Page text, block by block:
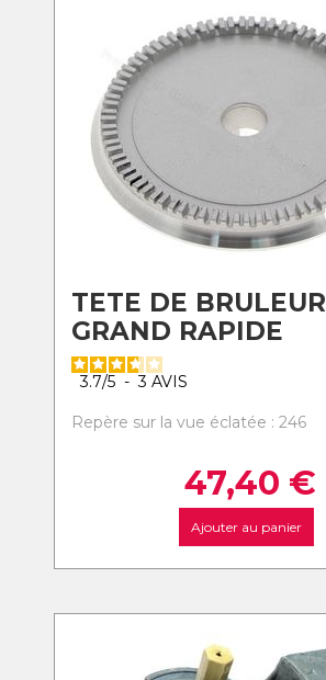
TETE DE BRULEUR
GRAND RAPIDE
3.7/5 - 3 AVIS
Repère sur la vue éclatée : 246
47,40 €
Ajouter au panier